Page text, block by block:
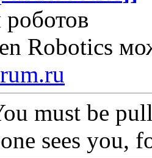
Robotics
must be
sees you,